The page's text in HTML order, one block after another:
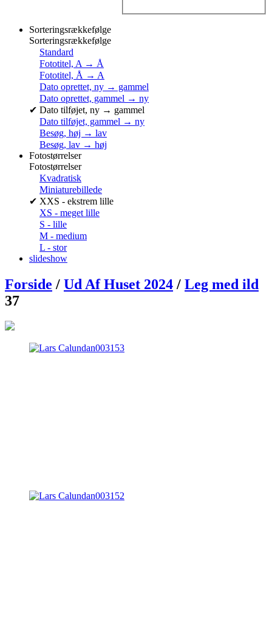
Sorteringsrækkefølge
Sorteringsrækkefølge
Standard
Fototitel, A → Å
Fototitel, Å → A
Dato oprettet, ny → gammel
Dato oprettet, gammel → ny
✔ Dato tilføjet, ny → gammel
Dato tilføjet, gammel → ny
Besøg, høj → lav
Besøg, lav → høj
Fotostørrelser
Fotostørrelser
Kvadratisk
Miniaturebillede
✔ XXS - ekstrem lille
XS - meget lille
S - lille
M - medium
L - stor
slideshow
Forside / Ud Af Huset 2024 / Leg med ild
37